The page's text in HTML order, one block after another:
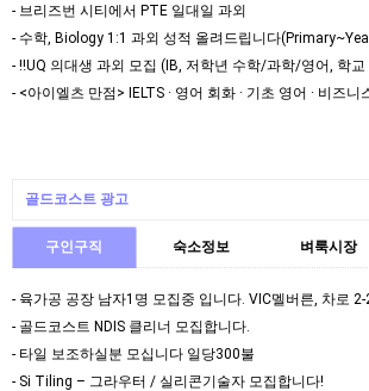
- 브리즈번 시티에서 PTE 일대일 과외
- 수학, Biology 1:1 과외 성적 올려드립니다
- ‼️UQ 의대생 과외 모집 (IB, 저학년 수학/과학/영어, 학교
- <아이엘츠 만점> IELTS · 영어 회화 · 기초 영어 · 비즈니
골드코스트 광고
구인구직 숙소정보 벼룩시장
- 골드코스트 NDIS 클리너 모집합니다.
- 타일 보조하실분 모십니다 일당300불
- Si Tiling – 그라우터 / 실리콘기술자 모집합니다!